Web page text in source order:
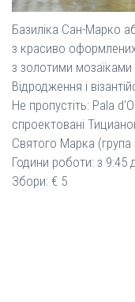
Базиліка Сан-Марко
з красиво
з золотими
Відродження і
Не пропустіть: Pala
спроектовані
Святого Марка
Години роботи: з 9:45
Збори: € 5